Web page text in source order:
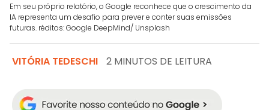
Em seu próprio relatório, o Google reconhece que o crescimento da
IA representa um desafio para prever e conter suas emissões
futuras. réditos: Google DeepMind/ Unsplash
VITÓRIA TEDESCHI 2 MINUTOS DE LEITURA